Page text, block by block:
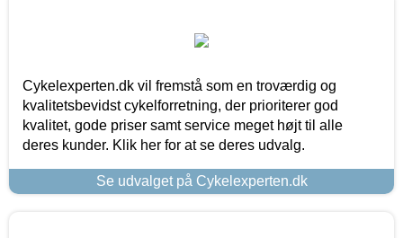
Cykelexperten.dk vil fremstå som en troværdig og
kvalitetsbevidst cykelforretning, der prioriterer god
kvalitet, gode priser samt service meget højt til alle
deres kunder. Klik her for at se deres udvalg.
Se udvalget på Cykelexperten.dk